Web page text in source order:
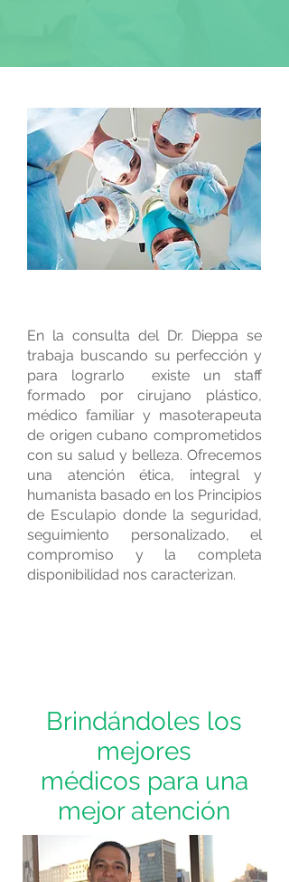
En la consulta del Dr. Dieppa se
trabaja buscando su perfección y
para lograrlo existe un staff
formado por cirujano plástico,
médico familiar y masoterapeuta
de origen cubano comprometidos
con su salud y belleza. Ofrecemos
una atención ética, integral y
humanista basado en los Principios
de Esculapio donde la seguridad,
seguimiento personalizado, el
compromiso y la completa
disponibilidad nos caracterizan.
Brindándoles los
mejores
médicos para una
mejor atención